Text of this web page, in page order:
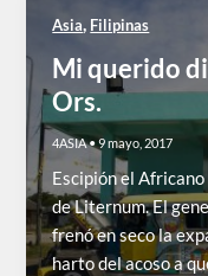
Asia, Filipinas
Mi querido
Ors.
4ASIA•9 mayo, 2017
Escipión el
de Liternum. El
frenó en seco la
harto del acoso a